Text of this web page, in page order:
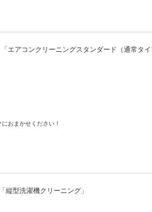
エアコンクリーニングスタンダード（通常タ
おまかせください！
縦型洗濯機クリーニング」